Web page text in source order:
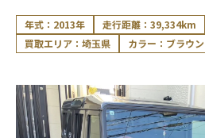
年式：2013年 走行距離：39,334km
買取エリア：埼玉県
カラー：ブラウン